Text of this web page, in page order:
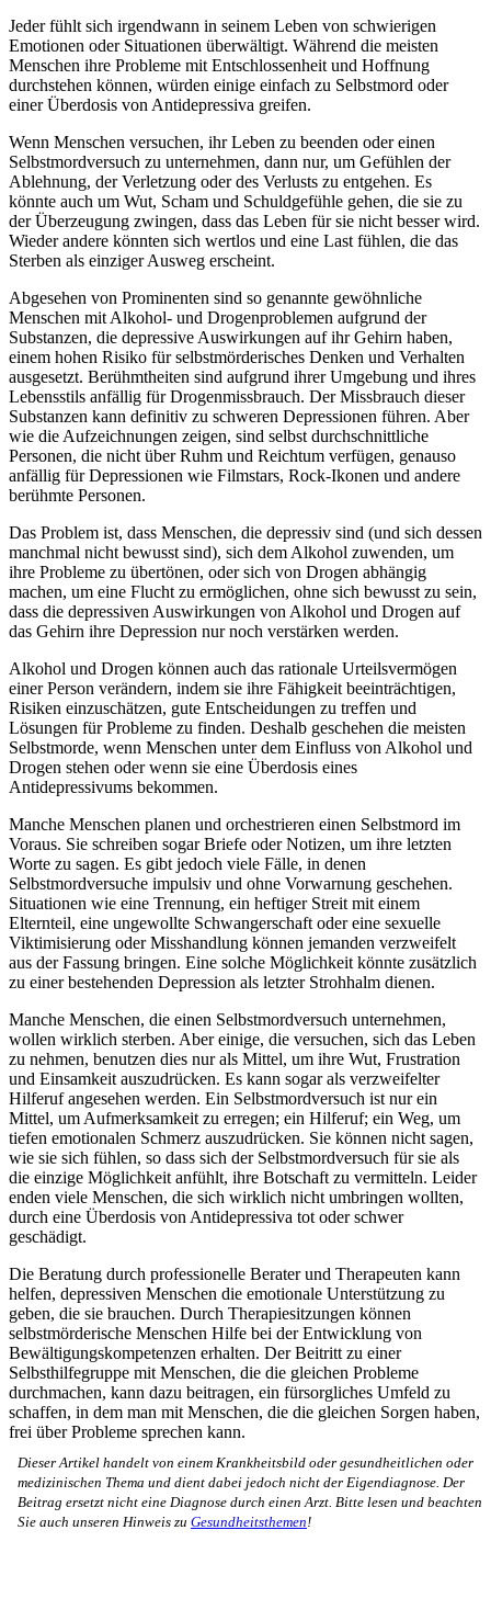
Jeder fühlt sich irgendwann in seinem Leben von schwierigen
Emotionen oder Situationen überwältigt. Während die meisten
Menschen ihre Probleme mit Entschlossenheit und Hoffnung
durchstehen können, würden einige einfach zu Selbstmord oder
einer Überdosis von Antidepressiva greifen.
Wenn Menschen versuchen, ihr Leben zu beenden oder einen
Selbstmordversuch zu unternehmen, dann nur, um Gefühlen der
Ablehnung, der Verletzung oder des Verlusts zu entgehen. Es
könnte auch um Wut, Scham und Schuldgefühle gehen, die sie zu
der Überzeugung zwingen, dass das Leben für sie nicht besser wird.
Wieder andere könnten sich wertlos und eine Last fühlen, die das
Sterben als einziger Ausweg erscheint.
Abgesehen von Prominenten sind so genannte gewöhnliche
Menschen mit Alkohol- und Drogenproblemen aufgrund der
Substanzen, die depressive Auswirkungen auf ihr Gehirn haben,
einem hohen Risiko für selbstmörderisches Denken und Verhalten
ausgesetzt. Berühmtheiten sind aufgrund ihrer Umgebung und ihres
Lebensstils anfällig für Drogenmissbrauch. Der Missbrauch dieser
Substanzen kann definitiv zu schweren Depressionen führen. Aber
wie die Aufzeichnungen zeigen, sind selbst durchschnittliche
Personen, die nicht über Ruhm und Reichtum verfügen, genauso
anfällig für Depressionen wie Filmstars, Rock-Ikonen und andere
berühmte Personen.
Das Problem ist, dass Menschen, die depressiv sind (und sich dessen
manchmal nicht bewusst sind), sich dem Alkohol zuwenden, um
ihre Probleme zu übertönen, oder sich von Drogen abhängig
machen, um eine Flucht zu ermöglichen, ohne sich bewusst zu sein,
dass die depressiven Auswirkungen von Alkohol und Drogen auf
das Gehirn ihre Depression nur noch verstärken werden.
Alkohol und Drogen können auch das rationale Urteilsvermögen
einer Person verändern, indem sie ihre Fähigkeit beeinträchtigen,
Risiken einzuschätzen, gute Entscheidungen zu treffen und
Lösungen für Probleme zu finden. Deshalb geschehen die meisten
Selbstmorde, wenn Menschen unter dem Einfluss von Alkohol und
Drogen stehen oder wenn sie eine Überdosis eines
Antidepressivums bekommen.
Manche Menschen planen und orchestrieren einen Selbstmord im
Voraus. Sie schreiben sogar Briefe oder Notizen, um ihre letzten
Worte zu sagen. Es gibt jedoch viele Fälle, in denen
Selbstmordversuche impulsiv und ohne Vorwarnung geschehen.
Situationen wie eine Trennung, ein heftiger Streit mit einem
Elternteil, eine ungewollte Schwangerschaft oder eine sexuelle
Viktimisierung oder Misshandlung können jemanden verzweifelt
aus der Fassung bringen. Eine solche Möglichkeit könnte zusätzlich
zu einer bestehenden Depression als letzter Strohhalm dienen.
Manche Menschen, die einen Selbstmordversuch unternehmen,
wollen wirklich sterben. Aber einige, die versuchen, sich das Leben
zu nehmen, benutzen dies nur als Mittel, um ihre Wut, Frustration
und Einsamkeit auszudrücken. Es kann sogar als verzweifelter
Hilferuf angesehen werden. Ein Selbstmordversuch ist nur ein
Mittel, um Aufmerksamkeit zu erregen; ein Hilferuf; ein Weg, um
tiefen emotionalen Schmerz auszudrücken. Sie können nicht sagen,
wie sie sich fühlen, so dass sich der Selbstmordversuch für sie als
die einzige Möglichkeit anfühlt, ihre Botschaft zu vermitteln. Leider
enden viele Menschen, die sich wirklich nicht umbringen wollten,
durch eine Überdosis von Antidepressiva tot oder schwer
geschädigt.
Die Beratung durch professionelle Berater und Therapeuten kann
helfen, depressiven Menschen die emotionale Unterstützung zu
geben, die sie brauchen. Durch Therapiesitzungen können
selbstmörderische Menschen Hilfe bei der Entwicklung von
Bewältigungskompetenzen erhalten. Der Beitritt zu einer
Selbsthilfegruppe mit Menschen, die die gleichen Probleme
durchmachen, kann dazu beitragen, ein fürsorgliches Umfeld zu
schaffen, in dem man mit Menschen, die die gleichen Sorgen haben,
frei über Probleme sprechen kann.
Dieser Artikel handelt von einem Krankheitsbild oder gesundheitlichen oder
medizinischen Thema und dient dabei jedoch nicht der Eigendiagnose. Der
Beitrag ersetzt nicht eine Diagnose durch einen Arzt. Bitte lesen und beachten
Sie auch unseren Hinweis zu Gesundheitsthemen!